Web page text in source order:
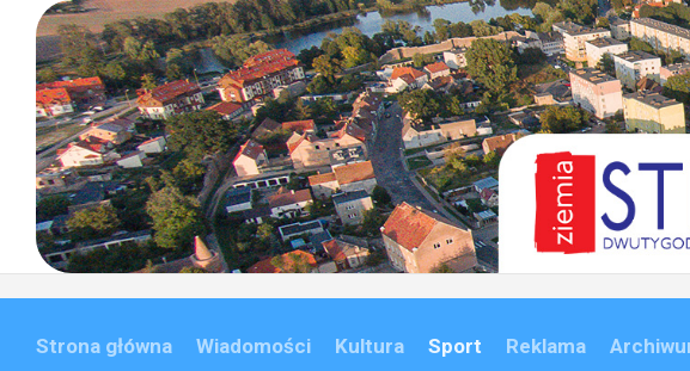
content
Strona główna Wiadomości Kultura Sport Reklama